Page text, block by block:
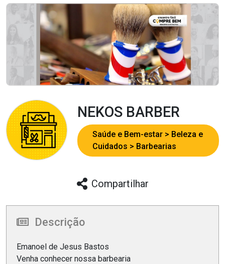
NEKOS BARBER
Saúde e Bem-estar
Beleza e
Cuidados
Barbearias
Compartilhar
Descrição
Emanoel de Jesus Bastos
Venha conhecer nossa barbearia